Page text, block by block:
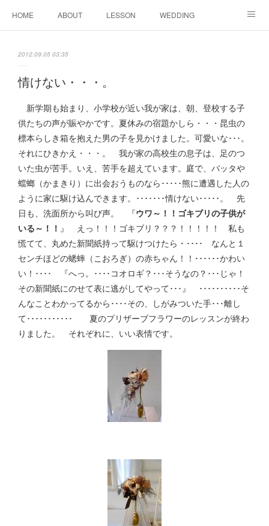
HOME ABOUT LESSON WEDDING
2012.09.05 03:35
情けない・・・。
新学期も始まり、小学校が近い我が家は、朝、登校する子
供たちの声が賑やかです。夏休みの宿題かしら・・・昆虫の
標本らしき箱を抱えた男の子を見かけました。可愛いな･･･。
それにひきかえ・・・。 我が家の高校生の息子は、足のつ
いた虫が苦手。いえ、苦手を超えています。庭で、バッタや
蟷螂（かまきり）に出会おうものなら･････熊に遭遇した人の
ように家に駆け込んできます。･･･････情けない･････。 先
日も、洗面所から叫び声。 『ウワ～！！ゴキブリの子供が
いる～！！ 』 えっ！！！ゴキブリ？？？！！！！！ 私も
慌てて、丸めた新聞紙持って駆けつけたら・････ なんと１
センチほどの蟋蟀（こおろぎ）の赤ちゃん！！･･････かわい
い！････ 『へっ。････コオロギ？･･･そうなの？･･･じゃ！
その新聞紙にのせて表に逃がしてやって･･･』 ･･････････そ
んなことわかってるから････その、しがみついた手･･･離し
て･･･････････ 夏のプリザーブフラワーのレッスンが終わ
りました。 それぞれに、いい表情です。